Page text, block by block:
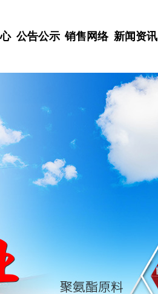
公告公示 销售网络 新闻资讯